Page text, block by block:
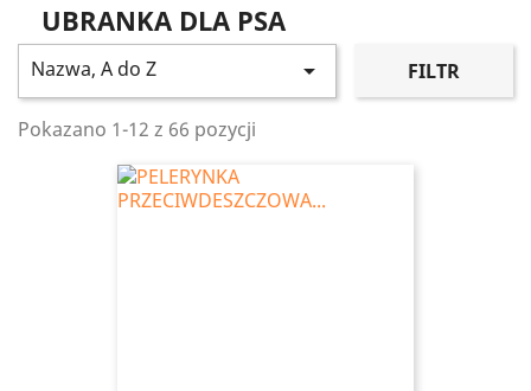
UBRANKA DLA PSA
Nazwa, A do Z  FILTR
Pokazano 1-12 z 66 pozycji